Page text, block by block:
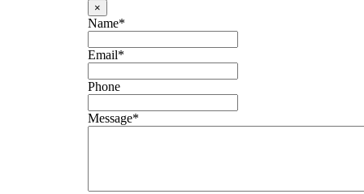
×
Name*
Email*
Phone
Message*